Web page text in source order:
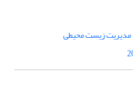
مدیریت زیست محیطی